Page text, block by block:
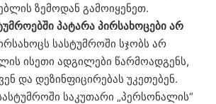
ზემოდან გამოიყენეთ.
პატარა პირსახოცები არ
სასტუმროში სჯობს არ
ისეთი ადგილები წარმოადგენს,
და დეზინფიცირებას უკეთებენ.
საკუთარი „პერსონალის“